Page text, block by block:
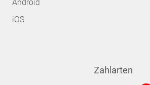
Android
iOS
Zahlarten